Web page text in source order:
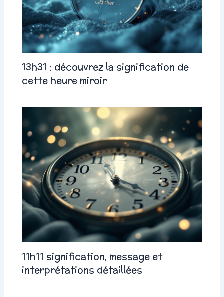
13h31 : découvrez la signification de
cette heure miroir
11h11 signification, message et
interprétations détaillées